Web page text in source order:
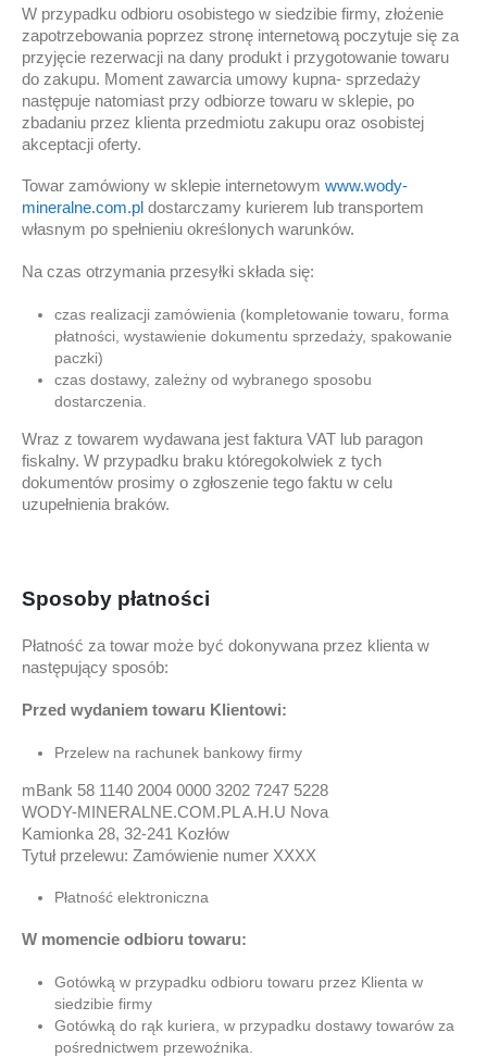
W przypadku odbioru osobistego w siedzibie firmy, złożenie
zapotrzebowania poprzez stronę internetową poczytuje się za
przyjęcie rezerwacji na dany produkt i przygotowanie towaru
do zakupu. Moment zawarcia umowy kupna- sprzedaży
następuje natomiast przy odbiorze towaru w sklepie, po
zbadaniu przez klienta przedmiotu zakupu oraz osobistej
akceptacji oferty.
Towar zamówiony w sklepie internetowym www.wody-
mineralne.com.pl dostarczamy kurierem lub transportem
własnym po spełnieniu określonych warunków.
Na czas otrzymania przesyłki składa się:
czas realizacji zamówienia (kompletowanie towaru, forma
płatności, wystawienie dokumentu sprzedaży, spakowanie
paczki)
czas dostawy, zależny od wybranego sposobu
dostarczenia.
Wraz z towarem wydawana jest faktura VAT lub paragon
fiskalny. W przypadku braku któregokolwiek z tych
dokumentów prosimy o zgłoszenie tego faktu w celu
uzupełnienia braków.
Sposoby płatności
Płatność za towar może być dokonywana przez klienta w
następujący sposób:
Przed wydaniem towaru Klientowi:
Przelew na rachunek bankowy firmy
mBank 58 1140 2004 0000 3202 7247 5228
WODY-MINERALNE.COM.PL A.H.U Nova
Kamionka 28, 32-241 Kozłów
Tytuł przelewu: Zamówienie numer XXXX
Płatność elektroniczna
W momencie odbioru towaru:
Gotówką w przypadku odbioru towaru przez Klienta w
siedzibie firmy
Gotówką do rąk kuriera, w przypadku dostawy towarów za
pośrednictwem przewoźnika.